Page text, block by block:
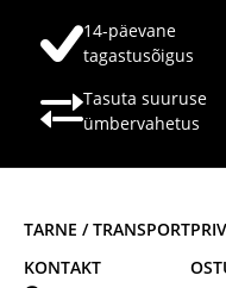
14-päevane
tagastusõigus
Tasuta suuruse
ümbervahetus
TARNE / TRANSPORT
KONTAKT